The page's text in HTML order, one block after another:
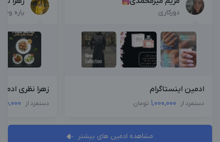
دورکاری
ادمین اینستاگرام
دستمزد از 1,000,000 تومان
پاره
زهرا نظری
دستمزد از
مشاهده ادمین های بیشتر